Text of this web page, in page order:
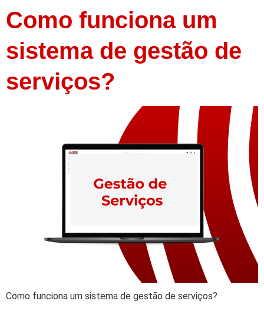
Como funciona um
sistema de gestão de
serviços?
Como funciona um sistema de gestão de serviços?